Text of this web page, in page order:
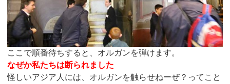
ここで順番待ちすると、オルガンを弾けます。
なぜか私たちは断られました
怪しいアジア人には、オルガンを触らせねーぜ？ってこと